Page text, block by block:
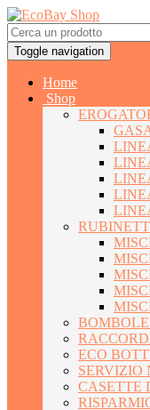
Toggle navigation
Home
Shop
BOMBOLE
ECO
SERVIZIO
CASETTE